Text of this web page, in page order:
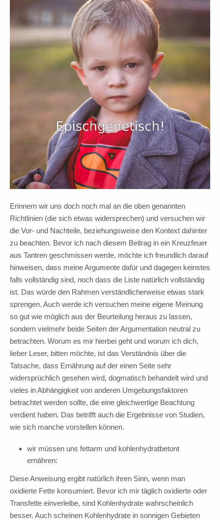
Erinnern wir uns doch noch mal an die oben genannten
Richtlinien (die sich etwas widersprechen) und versuchen wir
die Vor- und Nachteile, beziehungsweise den Kontext dahinter
zu beachten. Bevor ich nach diesem Beitrag in ein Kreuzfeuer
aus Tantren geschmissen werde, möchte ich freundlich darauf
hinweisen, dass meine Argumente dafür und dagegen keinstes
falls vollständig sind, noch dass die Liste natürlich vollständig
ist. Das würde den Rahmen verständlicherweise etwas stark
sprengen. Auch werde ich versuchen meine eigene Meinung
so gut wie möglich aus der Beurteilung heraus zu lassen,
sondern vielmehr beide Seiten der Argumentation neutral zu
betrachten. Worum es mir hierbei geht und worum ich dich,
lieber Leser, bitten möchte, ist das Verständnis über die
Tatsache, dass Ernährung auf der einen Seite sehr
widersprüchlich gesehen wird, dogmatisch behandelt wird und
vieles in Abhängigkeit von anderen Umgebungsfaktoren
betrachtet werden sollte, die eine gleichwertige Beachtung
verdient haben. Das betrifft auch die Ergebnisse von Studien,
wie sich manche vorstellen können.
wir müssen uns fettarm und kohlenhydratbetont
ernähren:
Diese Anweisung ergibt natürlich ihren Sinn, wenn man
oxidierte Fette konsumiert. Bevor ich mir täglich oxidierte oder
Transfette einverleibe, sind Kohlenhydrate wahrscheinlich
besser. Auch scheinen Kohlenhydrate in sonnigen Gebieten